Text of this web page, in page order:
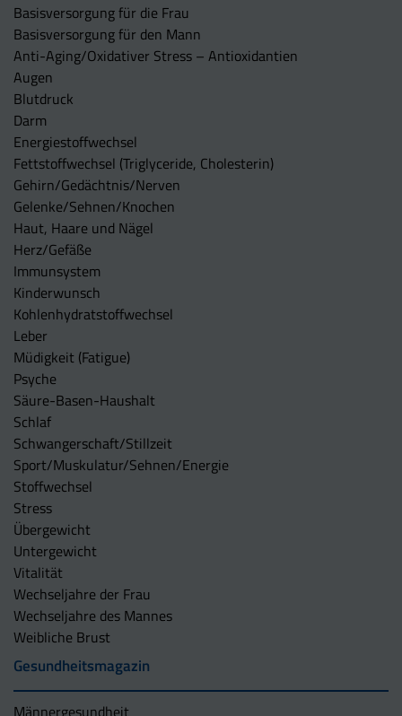
Basisversorgung für die Frau
Basisversorgung für den Mann
Anti-Aging/Oxidativer Stress – Antioxidantien
Augen
Blutdruck
Darm
Energiestoffwechsel
Fettstoffwechsel (Triglyceride, Cholesterin)
Gehirn/Gedächtnis/Nerven
Gelenke/Sehnen/Knochen
Haut, Haare und Nägel
Herz/Gefäße
Immunsystem
Kinderwunsch
Kohlenhydratstoffwechsel
Leber
Müdigkeit (Fatigue)
Psyche
Säure-Basen-Haushalt
Schlaf
Schwangerschaft/Stillzeit
Sport/Muskulatur/Sehnen/Energie
Stoffwechsel
Stress
Übergewicht
Untergewicht
Vitalität
Wechseljahre der Frau
Wechseljahre des Mannes
Weibliche Brust
Gesundheitsmagazin
Männergesundheit